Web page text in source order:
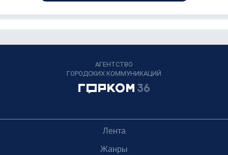
АГЕНТСТВО
ГОРОДСКИХ КОММУНИКАЦИЙ
Лента
Жанры